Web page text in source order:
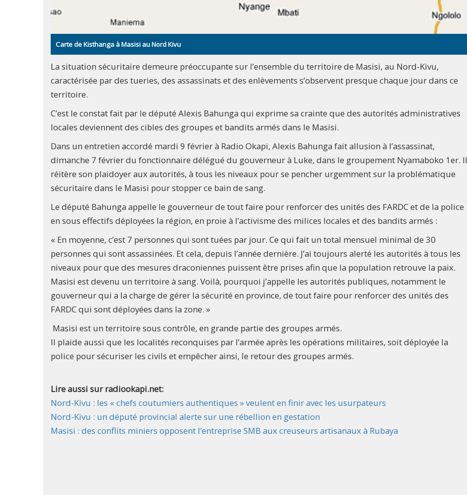
Carte de Kisthanga à Masisi au Nord Kivu
La situation sécuritaire demeure préoccupante sur l’ensemble du territoire de Masisi, au Nord-Kivu,
caractérisée par des tueries, des assassinats et des enlèvements s’observent presque chaque jour dans ce
territoire.
C’est le constat fait par le député Alexis Bahunga qui exprime sa crainte que des autorités administratives
locales deviennent des cibles des groupes et bandits armés dans le Masisi.
Dans un entretien accordé mardi 9 février à Radio Okapi, Alexis Bahunga fait allusion à l’assassinat,
dimanche 7 février du fonctionnaire délégué du gouverneur à Luke, dans le groupement Nyamaboko 1er. Il
réitère son plaidoyer aux autorités, à tous les niveaux pour se pencher urgemment sur la problématique
sécuritaire dans le Masisi pour stopper ce bain de sang.
Le député Bahunga appelle le gouverneur de tout faire pour renforcer des unités des FARDC et de la police
en sous effectifs déployées la région, en proie à l’activisme des milices locales et des bandits armés :
« En moyenne, c’est 7 personnes qui sont tuées par jour. Ce qui fait un total mensuel minimal de 30
personnes qui sont assassinées. Et cela, depuis l’année dernière. J’ai toujours alerté les autorités à tous les
niveaux pour que des mesures draconiennes puissent être prises afin que la population retrouve la paix.
Masisi est devenu un territoire à sang. Voilà, pourquoi j’appelle les autorités publiques, notamment le
gouverneur qui a la charge de gérer la sécurité en province, de tout faire pour renforcer des unités des
FARDC qui sont déployées dans la zone. »
Masisi est un territoire sous contrôle, en grande partie des groupes armés.
Il plaide aussi que les localités reconquises par l’armée après les opérations militaires, soit déployée la
police pour sécuriser les civils et empêcher ainsi, le retour des groupes armés.
Lire aussi sur radiookapi.net:
Nord-Kivu : les « chefs coutumiers authentiques » veulent en finir avec les usurpateurs
Nord-Kivu : un député provincial alerte sur une rébellion en gestation
Masisi : des conflits miniers opposent l’entreprise SMB aux creuseurs artisanaux à Rubaya